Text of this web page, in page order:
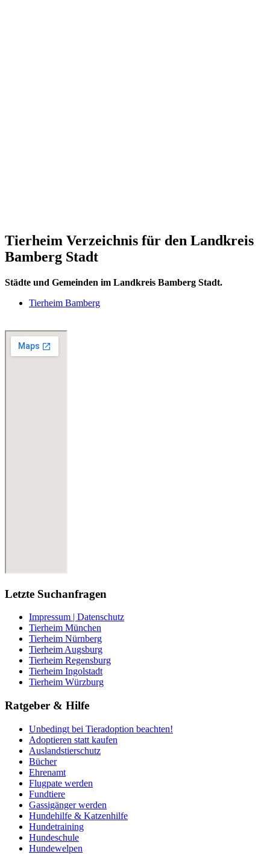
Tierheim Verzeichnis für den Landkreis
Bamberg Stadt
Städte und Gemeinden im Landkreis Bamberg Stadt.
Tierheim Bamberg
Letzte Suchanfragen
Impressum | Datenschutz
Tierheim München
Tierheim Nürnberg
Tierheim Augsburg
Tierheim Regensburg
Tierheim Ingolstadt
Tierheim Würzburg
Ratgeber & Hilfe
Unbedingt bei Tieradoption beachten!
Adoptieren statt kaufen
Auslandstierschutz
Bücher
Ehrenamt
Flugpate werden
Fundtiere
Gassigänger werden
Hundehilfe & Katzenhilfe
Hundetraining
Hundeschule
Hundewelpen